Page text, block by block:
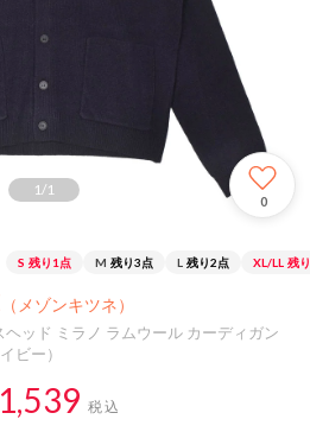
1 /1
0
S 残り1点 M 残り3点 L 残り2点 XL/LL 残
（メゾンキツネ）
ッド ミラノ ラムウール カーディガン
ビー）
税込